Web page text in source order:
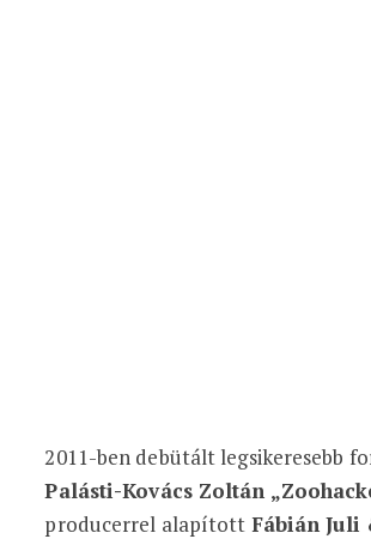
2011-ben debütált legsikeresebb
Palásti-Kovács Zoltán
producerrel alapított Fábián Juli